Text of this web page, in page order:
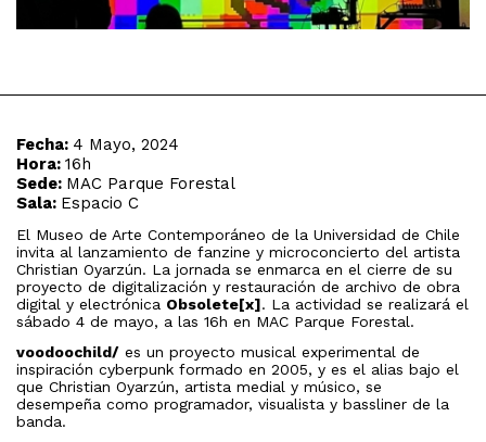
Fecha: 4 Mayo, 2024
Hora: 16h
Sede: MAC Parque Forestal
Sala: Espacio C
El Museo de Arte Contemporáneo de la Universidad de Chile
invita al lanzamiento de fanzine y microconcierto del artista
Christian Oyarzún. La jornada se enmarca en el cierre de su
proyecto de digitalización y restauración de archivo de obra
digital y electrónica Obsolete[x]. La actividad se realizará el
sábado 4 de mayo, a las 16h en MAC Parque Forestal.
voodoochild/ es un proyecto musical experimental de
inspiración cyberpunk formado en 2005, y es el alias bajo el
que Christian Oyarzún, artista medial y músico, se
desempeña como programador, visualista y bassliner de la
banda.